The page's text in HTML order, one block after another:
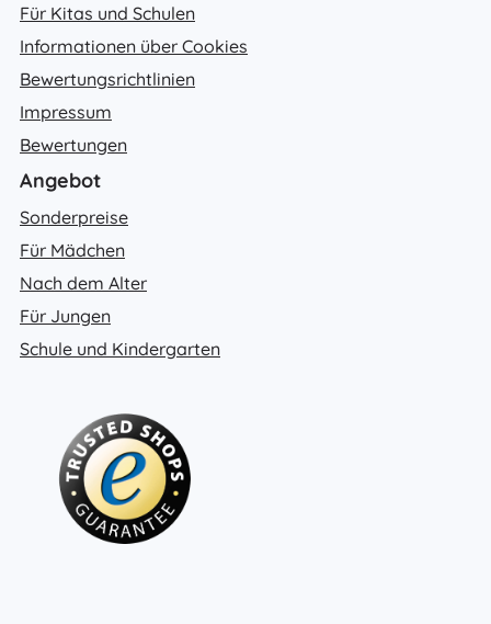
Für Kitas und Schulen
Informationen über Cookies
Bewertungsrichtlinien
Impressum
Bewertungen
Angebot
Sonderpreise
Für Mädchen
Nach dem Alter
Für Jungen
Schule und Kindergarten